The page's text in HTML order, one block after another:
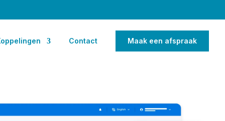
Contact Maak een afspraak